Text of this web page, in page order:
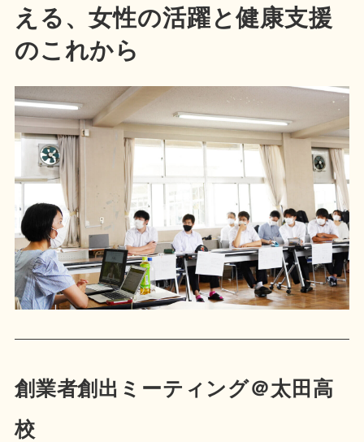
える、女性の活躍と健康支援
のこれから
創業者創出ミーティング＠太田高
校